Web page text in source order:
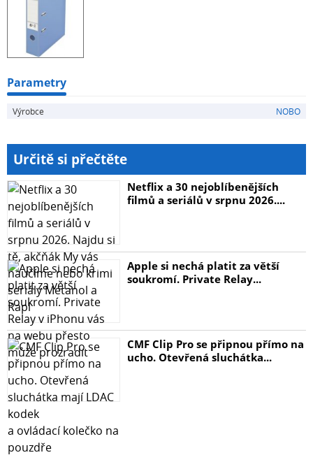
Parametry
Výrobce NOBO
Určitě si přečtěte
Netflix a 30 nejoblíbenějších
filmů a seriálů v srpnu 2026....
Apple si nechá platit za větší
soukromí. Private Relay...
CMF Clip Pro se připnou přímo na
ucho. Otevřená sluchátka...